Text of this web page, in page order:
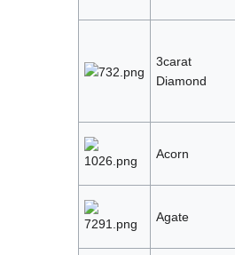
3carat
Diamond
Acorn
Agate